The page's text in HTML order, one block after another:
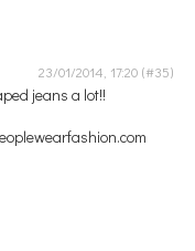
23/01/2014, 17:20
jeans a lot!!